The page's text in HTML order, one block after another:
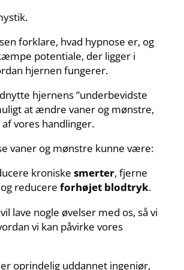
forklare, hvad hypnose er, og
potentiale, der ligger i
hjernen fungerer.
hjernens ”underbevidste
at ændre vaner og mønstre,
vores handlinger.
vaner og mønstre kunne være:
kroniske smerter, fjerne
og reducere forhøjet blodtryk.
lave nogle øvelser med os, så vi
vi kan påvirke vores
oprindelig uddannet ingeniør,